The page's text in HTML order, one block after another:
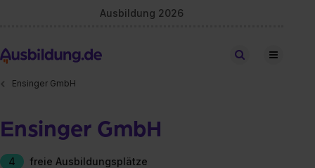
Ausbildung 2026
Stellen finden
Ensinger GmbH
Ensinger GmbH
4
freie Ausbildungsplätze